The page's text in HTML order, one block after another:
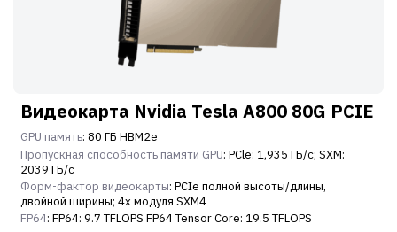
Видеокарта Nvidia Tesla A800 80G PCIE
GPU память: 80 ГБ HBM2e
Пропускная способность памяти GPU: PCle: 1,935 ГБ/с; SXM:
2039 ГБ/с
Форм-фактор видеокарты: PCIe полной высоты/длины,
двойной ширины; 4x модуля SXM4
FP64: FP64: 9.7 TFLOPS FP64 Tensor Core: 19.5 TFLOPS